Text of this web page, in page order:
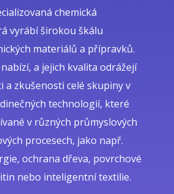
chemická
vyrábí širokou škálu
materiálů a přípravků.
a jejich kvalita odrážejí
a zkušenosti celé skupiny v
technologií, které
v různých průmyslových
procesech, jako např.
ochrana dřeva, povrchové
nebo inteligentní textilie.